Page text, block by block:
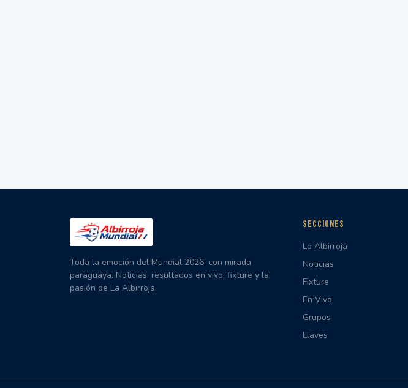
Toda la emoción del Mundial 2026, con mirada
paraguaya. Noticias, resultados en vivo, fixture y la
pasión de La Albirroja.
SECCIONES
La Albirroja
Noticias
Fixture
En Vivo
Grupos
Llaves